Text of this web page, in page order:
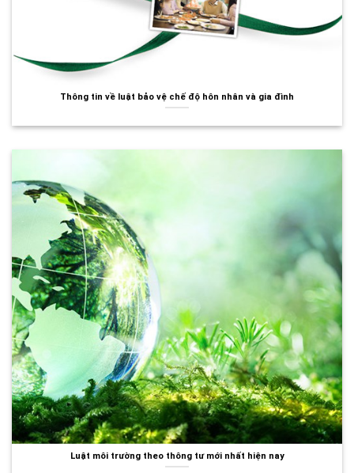
Thông tin về luật bảo vệ chế độ hôn nhân và gia đình
Luật môi trường theo thông tư mới nhất hiện nay